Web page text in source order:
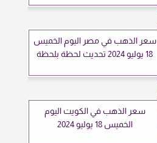
سعر الذهب في مصر اليوم الخميس
18 يوليو 2024 تحديث لحظة بلحظة
سعر الذهب في الكويت اليوم
الخميس 18 يوليو 2024